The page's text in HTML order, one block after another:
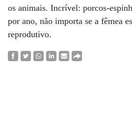
os animais. Incrível: porcos-
por ano, não importa se a fêmea
reprodutivo.